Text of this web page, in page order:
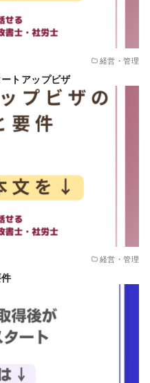
経営・管理
トアップビザ
経営・管理